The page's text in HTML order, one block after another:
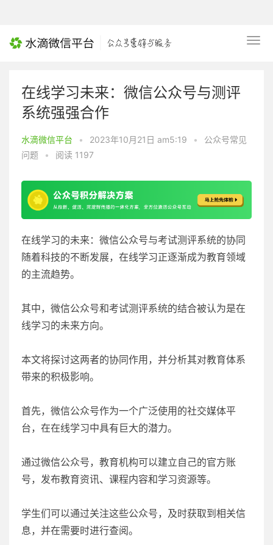
在线学习未来：微信公众号与测评
系统强强合作
水滴微信平台 • 2023年10月21日 am5:19 •
公众号常见
问题
• 阅读 1197
在线学习的未来：微信公众号与考试测评系统的协同
随着科技的不断发展，在线学习正逐渐成为教育领域
的主流趋势。
其中，微信公众号和考试测评系统的结合被认为是在
线学习的未来方向。
本文将探讨这两者的协同作用，并分析其对教育体系
带来的积极影响。
首先，微信公众号作为一个广泛使用的社交媒体平
台，在在线学习中具有巨大的潜力。
通过微信公众号，教育机构可以建立自己的官方账
号，发布教育资讯、课程内容和学习资源等。
学生们可以通过关注这些公众号，及时获取到相关信
息，并在需要时进行查阅。